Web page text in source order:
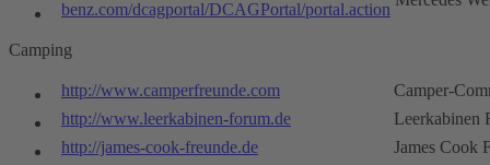
benz.com/dcagportal/DCAGPortal/portal.action
Camping
http://www.camperfreunde.com
Camper-
http://www.leerkabinen-forum.de
Leerkabinen
http://james-cook-freunde.de
James Cook